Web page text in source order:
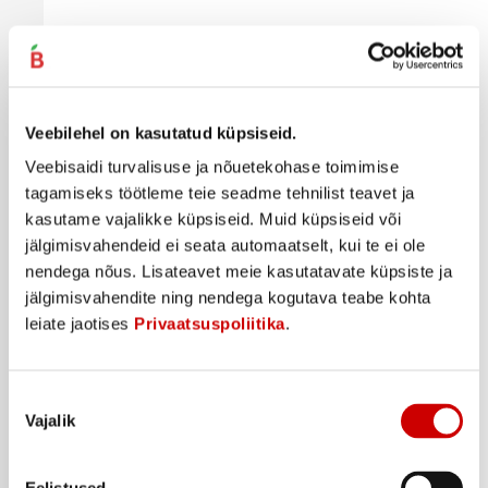
Veebilehel on kasutatud küpsiseid.
Veebisaidi turvalisuse ja nõuetekohase toimimise
tagamiseks töötleme teie seadme tehnilist teavet ja
kasutame vajalikke küpsiseid. Muid küpsiseid või
jälgimisvahendeid ei seata automaatselt, kui te ei ole
nendega nõus. Lisateavet meie kasutatavate küpsiste ja
jälgimisvahendite ning nendega kogutava teabe kohta
leiate jaotises Privaatsuspoliitika.
valik
Vajalik
1
4,2€/kg
Ostukorvi